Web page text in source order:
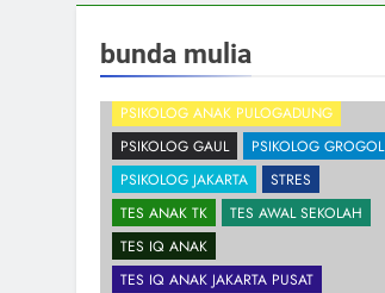
bunda mulia
PSIKOLOG ANAK JAKARTA BARAT
PSIKOLOG ANAK KALIDERES
PSIKOLOG ANAK MERUYA
PSIKOLOG ANAK PULOGADUNG
PSIKOLOG GAUL
PSIKOLOG GROGOL
PSIKOLOG JAKARTA
STRES
TES ANAK TK
TES AWAL SEKOLAH
TES IQ ANAK
TES IQ ANAK JAKARTA PUSAT